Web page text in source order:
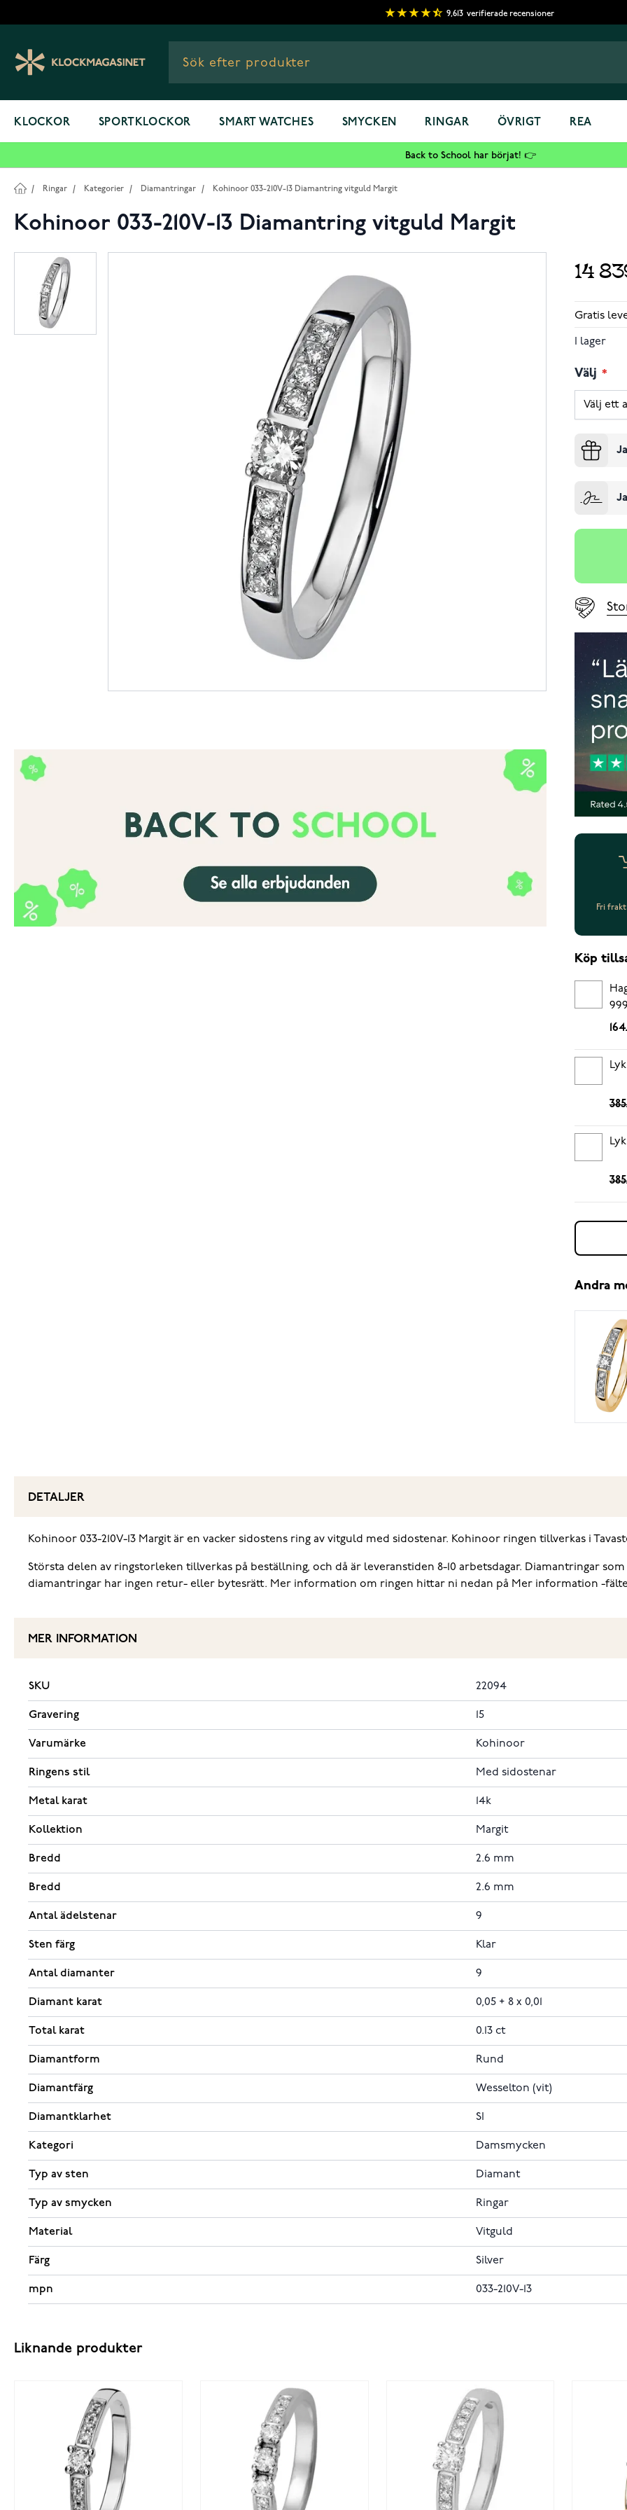
9,613 verifierade recensioner
KLOCKOR SPORTKLOCKOR SMART WATCHES SMYCKEN RINGAR ÖVRIGT REA
Back to School har börjat! 👉
/ Ringar / Kategorier / Diamantringar / Kohinoor 033-210V-13 Diamantring vitguld Margit
Kohinoor 033-210V-13 Diamantring vitguld Margit
14
Gratis
I lager
Välj
Fri frakt
Köp
Andra
DETALJER
Kohinoor 033-210V-13 Margit är en vacker sidostens ring av vitguld med sidostenar. Kohinoor ringen tillverkas i
Största delen av ringstorleken tillverkas på beställning, och då är leveranstiden 8-10 arbetsdagar. Diamantringar
diamantringar har ingen retur- eller bytesrätt. Mer information om ringen hittar ni nedan på Mer information -
MER INFORMATION
SKU 22094
Gravering 15
Varumärke Kohinoor
Ringens stil Med sidostenar
Metal karat 14k
Kollektion Margit
Bredd 2.6 mm
Bredd 2.6 mm
Antal ädelstenar 9
Sten färg Klar
Antal diamanter 9
Diamant karat 0,05 + 8 x 0,01
Total karat 0.13 ct
Diamantform Rund
Diamantfärg Wesselton (vit)
Diamantklarhet SI
Kategori Damsmycken
Typ av sten Diamant
Typ av smycken Ringar
Material Vitguld
Färg Silver
mpn 033-210V-13
Liknande produkter